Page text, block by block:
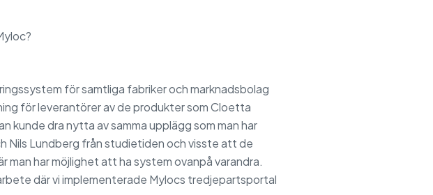
för samtliga fabriker och marknadsbolag
för leverantörer av de produkter som Cloetta
kunde dra nytta av samma upplägg som man har
Nils Lundberg från studietiden och visste att de
har möjlighet att ha system ovanpå varandra.
där vi implementerade Mylocs tredjepartsportal